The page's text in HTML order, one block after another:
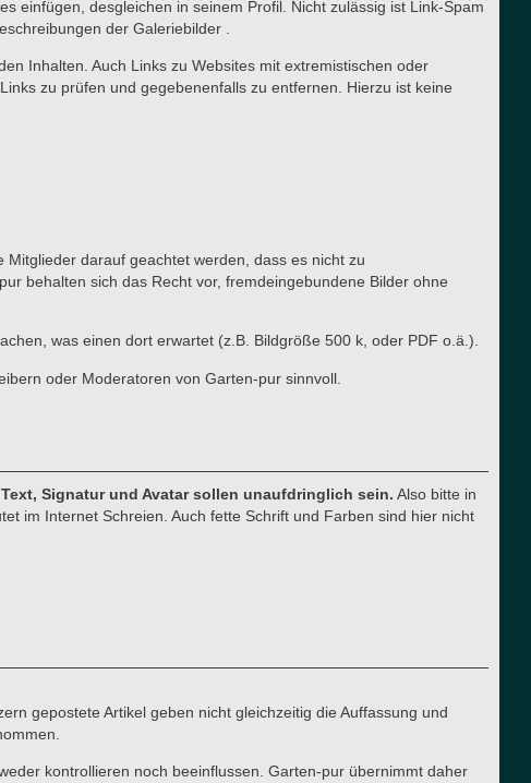
einfügen, desgleichen in seinem Profil. Nicht zulässig ist Link-Spam
der Galeriebilder .
Inhalten. Auch Links zu Websites mit extremistischen oder
zu prüfen und gegebenenfalls zu entfernen. Hierzu ist keine
darauf geachtet werden, dass es nicht zu
behalten sich das Recht vor, fremdeingebundene Bilder ohne
was einen dort erwartet (z.B. Bildgröße 500 k, oder PDF o.ä.).
oder Moderatoren von Garten-pur sinnvoll.
Signatur und Avatar sollen unaufdringlich sein. Also bitte in
im Internet Schreien. Auch fette Schrift und Farben sind hier nicht
gepostete Artikel geben nicht gleichzeitig die Auffassung und
kontrollieren noch beeinflussen. Garten-pur übernimmt daher